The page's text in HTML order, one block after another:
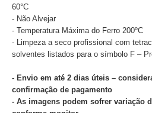
60°C
- Não Alvejar
- Temperatura Máxima do Ferro 200ºC
- Limpeza a seco profissional com
solventes listados para o símbolo F –
- Envio em até 2 dias úteis –
confirmação de pagamento
- As imagens podem sofrer variação